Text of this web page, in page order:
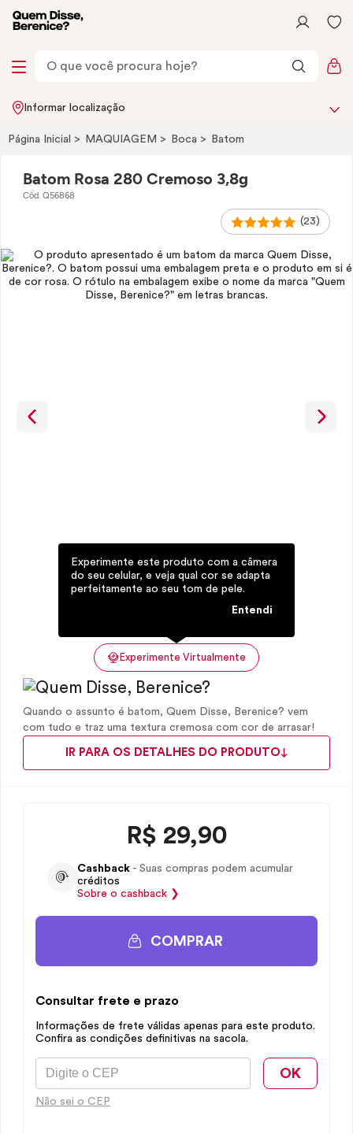
Informar localização
Página Inicial MAQUIAGEM Boca Batom
Batom Rosa 280 Cremoso 3,8g
Cód. Q56868
(23)
Experimente Virtualmente
Experimente este produto com a câmera
do seu celular, e veja qual cor se adapta
perfeitamente ao seu tom de pele.
Entendi
Quando o assunto é batom, Quem Disse, Berenice? vem
com tudo e traz uma textura cremosa com cor de arrasar!
IR PARA OS DETALHES DO PRODUTO
R$ 29,90
Cashback - Suas compras podem acumular
créditos
Sobre o cashback ❯
COMPRAR
Consultar frete e prazo
Informações de frete válidas apenas para este produto.
Confira as condições definitivas na sacola.
OK
Não sei o CEP